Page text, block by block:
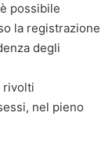
possibile
la registrazione
degli
rivolti
nel pieno